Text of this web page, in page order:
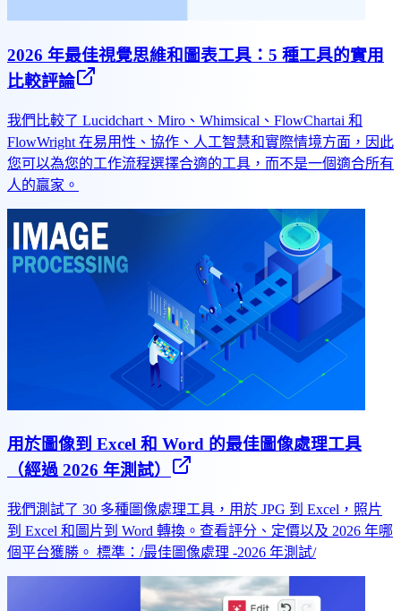
2026 年最佳視覺思維和圖表工具：5 種工具的實用
比較評論
我們比較了 Lucidchart、Miro、Whimsical、FlowChartai 和
FlowWright 在易用性、協作、人工智慧和實際情境方面，因此
您可以為您的工作流程選擇合適的工具，而不是一個適合所有
人的贏家。
用於圖像到 Excel 和 Word 的最佳圖像處理工具
（經過 2026 年測試）
我們測試了 30 多種圖像處理工具，用於 JPG 到 Excel，照片
到 Excel 和圖片到 Word 轉換。查看評分、定價以及 2026 年哪
個平台獲勝。 標準：/最佳圖像處理 -2026 年測試/